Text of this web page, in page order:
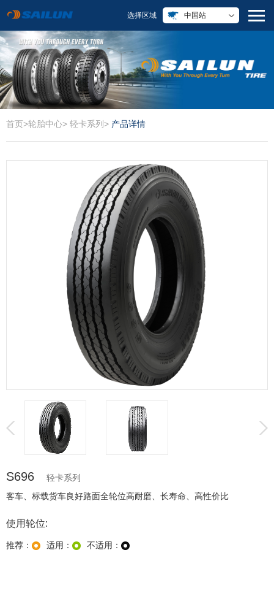
选择区域 中国站
首页>轮胎中心> 轻卡系列 > 产品详情
S696
轻卡系列
客车、标载货车良好路面全轮位高耐磨、长寿命、高性价比
使用轮位:
推荐： 适用： 不适用：